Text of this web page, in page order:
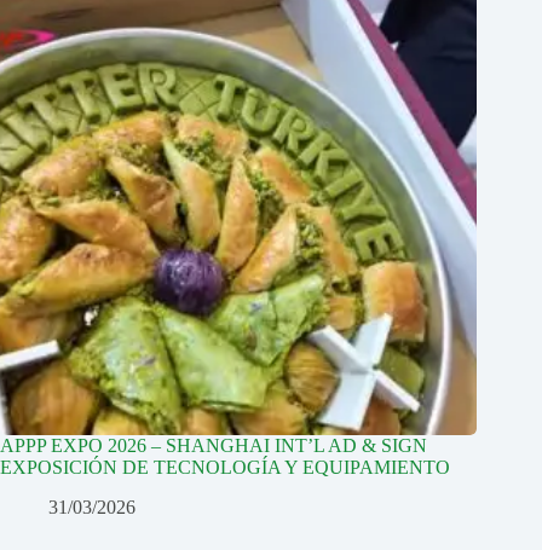
APPP EXPO 2026 – SHANGHAI INT’L AD & SIGN
EXPOSICIÓN DE TECNOLOGÍA Y EQUIPAMIENTO
31/03/2026